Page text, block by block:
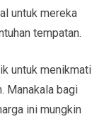
untuk mereka
tempatan.
untuk menikmati
Manakala bagi
ini mungkin